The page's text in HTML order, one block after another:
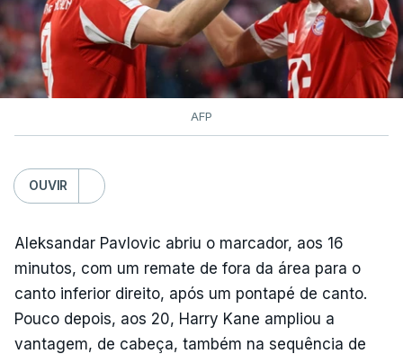
AFP
OUVIR
Aleksandar Pavlovic abriu o marcador, aos 16
minutos, com um remate de fora da área para o
canto inferior direito, após um pontapé de canto.
Pouco depois, aos 20, Harry Kane ampliou a
vantagem, de cabeça, também na sequência de